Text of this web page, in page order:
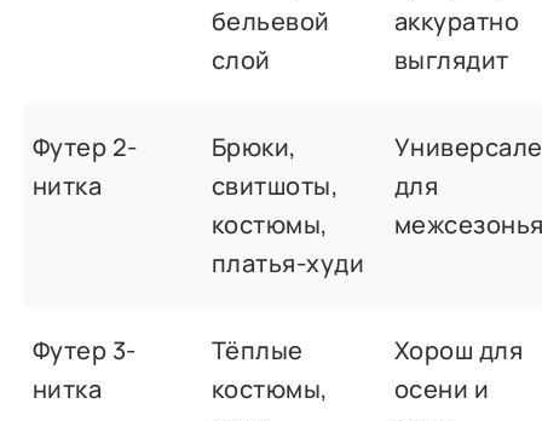
бельевой
слой
аккуратно
выглядит
Футер 2-
нитка
Брюки,
свитшоты,
костюмы,
платья-худи
для
Футер 3-
нитка
Тёплые
костюмы,
Хорош для
осени и